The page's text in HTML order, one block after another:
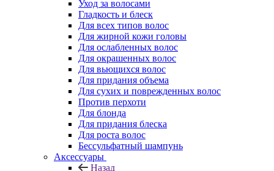
Уход за волосами
Гладкость и блеск
Для всех типов волос
Для жирной кожи головы
Для ослабленных волос
Для окрашенных волос
Для вьющихся волос
Для придания объема
Для сухих и поврежденных волос
Против перхоти
Для блонда
Для придания блеска
Для роста волос
Бессульфатный шампунь
Аксессуары
Назад